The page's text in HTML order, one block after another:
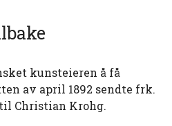
kunsteieren å få
av april 1892 sendte frk.
Christian Krohg.